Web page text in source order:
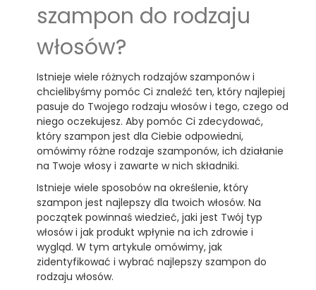
szampon do rodzaju
włosów?
Istnieje wiele różnych rodzajów szamponów i
chcielibyśmy pomóc Ci znaleźć ten, który najlepiej
pasuje do Twojego rodzaju włosów i tego, czego od
niego oczekujesz. Aby pomóc Ci zdecydować,
który szampon jest dla Ciebie odpowiedni,
omówimy różne rodzaje szamponów, ich działanie
na Twoje włosy i zawarte w nich składniki.
Istnieje wiele sposobów na określenie, który
szampon jest najlepszy dla twoich włosów. Na
początek powinnaś wiedzieć, jaki jest Twój typ
włosów i jak produkt wpłynie na ich zdrowie i
wygląd. W tym artykule omówimy, jak
zidentyfikować i wybrać najlepszy szampon do
rodzaju włosów.